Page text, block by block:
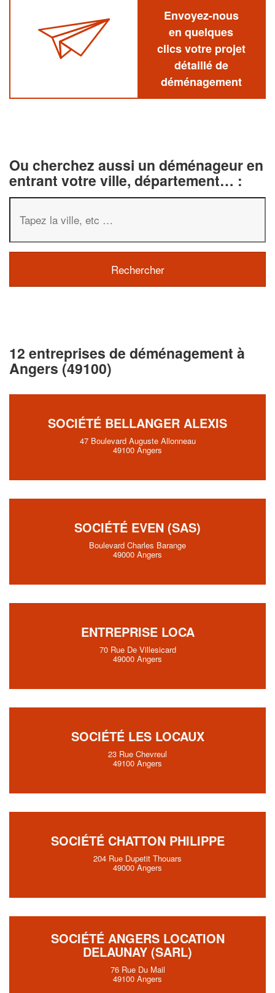
Envoyez-nous
en quelques
clics votre projet
détaillé de
déménagement
Ou cherchez aussi un déménageur en
entrant votre ville, département… :
12 entreprises de déménagement à
Angers (49100)
SOCIÉTÉ BELLANGER ALEXIS
47 Boulevard Auguste Allonneau
49100 Angers
SOCIÉTÉ EVEN (SAS)
Boulevard Charles Barange
49000 Angers
ENTREPRISE LOCA
70 Rue De Villesicard
49000 Angers
SOCIÉTÉ LES LOCAUX
23 Rue Chevreul
49100 Angers
SOCIÉTÉ CHATTON PHILIPPE
204 Rue Dupetit Thouars
49000 Angers
SOCIÉTÉ ANGERS LOCATION
DELAUNAY (SARL)
76 Rue Du Mail
49100 Angers